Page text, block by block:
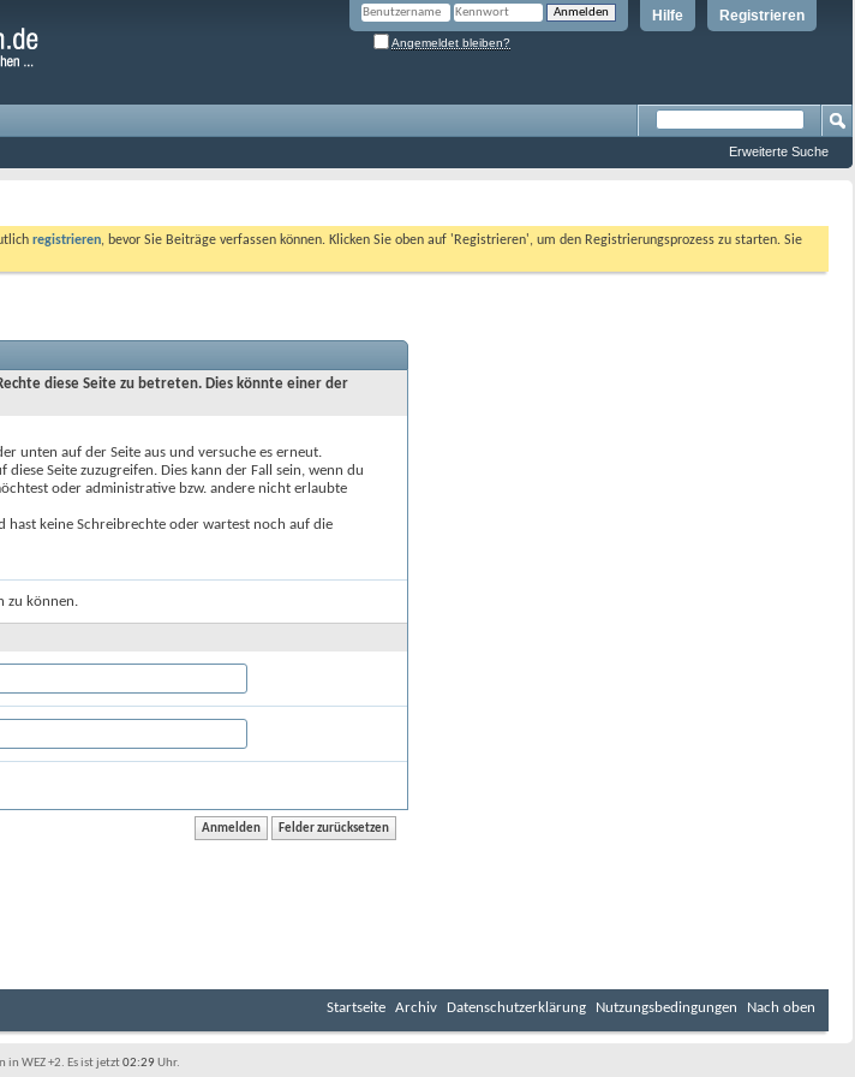
Registrieren
Hilfe
Angemeldet bleiben?
Erweiterte Suche
registrieren, bevor Sie Beiträge verfassen können. Klicken Sie oben auf 'Registrieren', um den Registrierungsprozess zu starten. Sie
diese Seite zu betreten. Dies könnte einer der
unten auf der Seite aus und versuche es erneut.
Seite zuzugreifen. Dies kann der Fall sein, wenn du
oder administrative bzw. andere nicht erlaubte
hast keine Schreibrechte oder wartest noch auf die
zu können.
Startseite Archiv Datenschutzerklärung Nutzungsbedingungen Nach oben
in WEZ +2. Es ist jetzt02:29Uhr.